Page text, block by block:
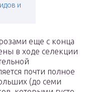
и
еще с конца
в ходе селекции
почти полное
(до семи